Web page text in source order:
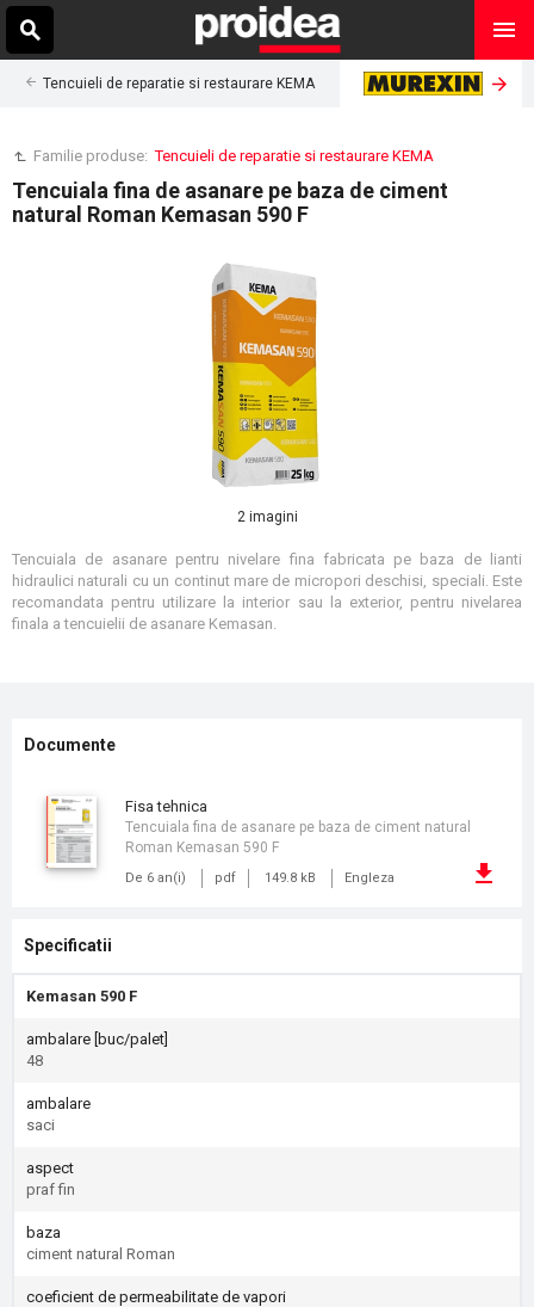
Tencuieli de reparatie si restaurare KEMA
Familie produse: Tencuieli de reparatie si restaurare KEMA
Tencuiala fina de asanare pe baza de ciment
natural Roman Kemasan 590 F
2 imagini
Tencuiala de asanare pentru nivelare fina fabricata pe baza de lianti
hidraulici naturali cu un continut mare de micropori deschisi, speciali. Este
recomandata pentru utilizare la interior sau la exterior, pentru nivelarea
finala a tencuielii de asanare Kemasan.
Documente
fisa tehnica
De 6 an(i) pdf 149.8 kB Engleza
Tencuiala fina de asanare pe baza de ciment natural
Roman Kemasan 590 F
Specificatii
Kemasan 590 F
ambalare [buc/palet]
48
ambalare
saci
aspect
praf fin
baza
ciment natural Roman
coeficient de permeabilitate de vapori